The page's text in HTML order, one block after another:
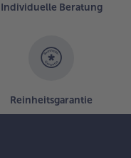
Individuelle Beratung
Reinheitsgarantie